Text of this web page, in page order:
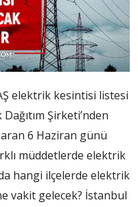
elektrik kesintisi listesi
Şirketi’nden
6 Haziran günü
müddetlerde elektrik
hangi ilçelerde elektrik
vakit gelecek? İstanbul